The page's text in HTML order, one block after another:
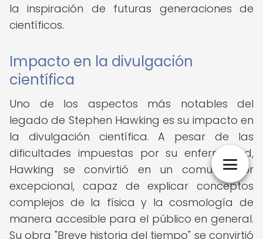
la inspiración de futuras generaciones de
científicos.
Impacto en la divulgación
científica
Uno de los aspectos más notables del
legado de Stephen Hawking es su impacto en
la divulgación científica. A pesar de las
dificultades impuestas por su enfermedad,
Hawking se convirtió en un comunicador
excepcional, capaz de explicar conceptos
complejos de la física y la cosmología de
manera accesible para el público en general.
Su obra "Breve historia del tiempo" se convirtió